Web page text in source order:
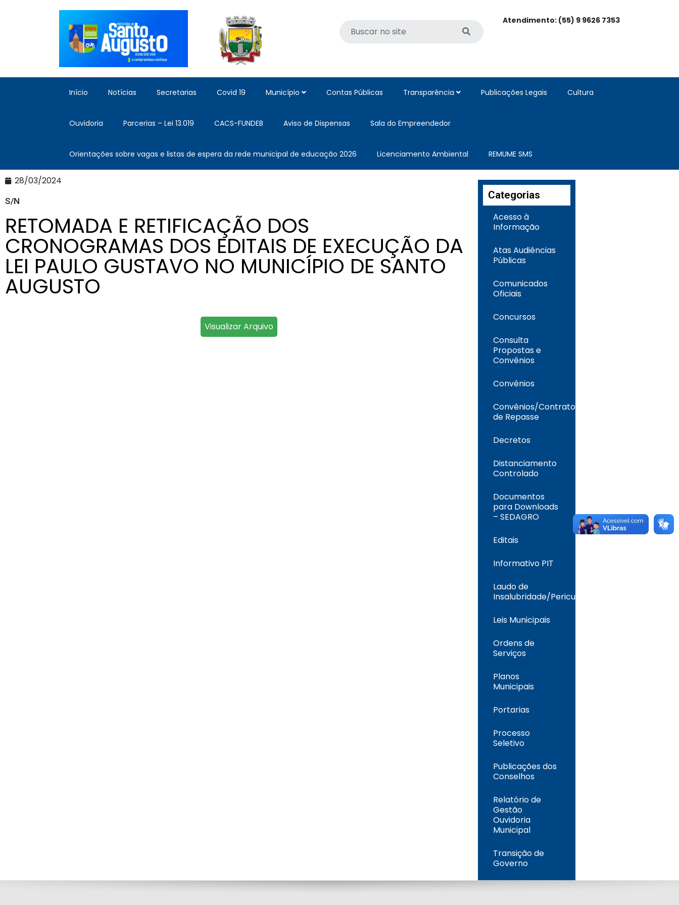
Atendimento: (55) 9 9626 7353
Início Notícias Secretarias Covid 19 Município Contas Públicas Transparência Publicações Legais Cultura
Ouvidoria Parcerias – Lei 13.019 CACS-FUNDEB Aviso de Dispensas Sala do Empreendedor
Orientações sobre vagas e listas de espera da rede municipal de educação 2026 Licenciamento Ambiental REMUME SMS
28/03/2024
S/N
RETOMADA E RETIFICAÇÃO DOS
CRONOGRAMAS DOS EDITAIS DE EXECUÇÃO DA
LEI PAULO GUSTAVO NO MUNICÍPIO DE SANTO
AUGUSTO
Visualizar Arquivo
Categorias
Acesso à
Informação
Atas Audiências
Públicas
Comunicados
Oficiais
Concursos
Consulta
Propostas e
Convênios
Convênios
Convênios/Contrato
de Repasse
Decretos
Distanciamento
Controlado
Documentos
para Downloads
– SEDAGRO
Editais
Informativo PIT
Laudo de
Insalubridade/Periculosidade
Leis Municipais
Ordens de
Serviços
Planos
Municipais
Portarias
Processo
Seletivo
Publicações dos
Conselhos
Relatório de
Gestão
Ouvidoria
Municipal
Transição de
Governo